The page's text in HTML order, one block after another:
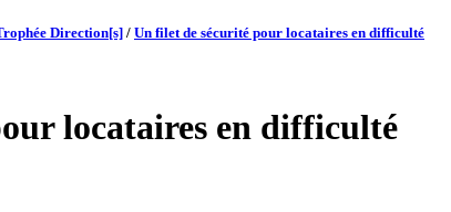
Direction[s]/ Un filet de sécurité pour locataires en difficulté
locataires en difficulté